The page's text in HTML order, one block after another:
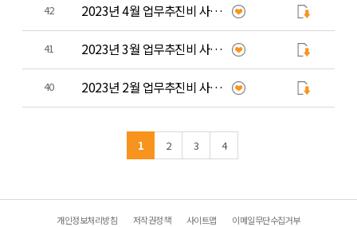
42 2023년 4월 업무추진비 사용 내역
41 2023년 3월 업무추진비 사용 내역
40 2023년 2월 업무추진비 사용 내역
1 2 3 4
개인정보처리방침 저작권정책 사이트맵 이메일무단수집거부